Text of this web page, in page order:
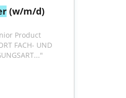
(w/m/d)
"...für mehr Fahrsicherheit. Senior Product
FACH- UND